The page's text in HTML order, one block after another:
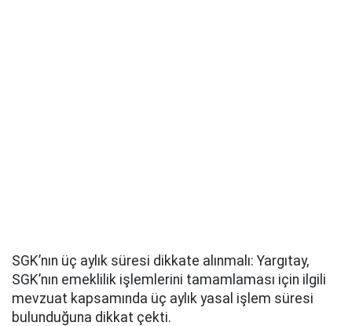
SGK’nın üç aylık süresi dikkate alınmalı: Yargıtay,
SGK’nın emeklilik işlemlerini tamamlaması için ilgili
mevzuat kapsamında üç aylık yasal işlem süresi
bulunduğuna dikkat çekti.